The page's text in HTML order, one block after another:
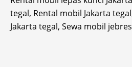
tegal, Rental mobil Jakarta
Jakarta tegal, Sewa mobil